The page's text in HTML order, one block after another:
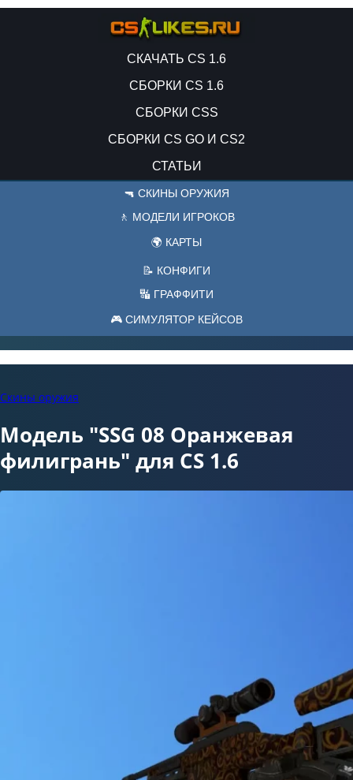
СКАЧАТЬ CS 1.6
СБОРКИ CS 1.6
СБОРКИ CSS
СБОРКИ CS GO И CS2
СТАТЬИ
🔫 СКИНЫ ОРУЖИЯ
🚶 МОДЕЛИ ИГРОКОВ
🌍 КАРТЫ
📝 КОНФИГИ
🔣 ГРАФФИТИ
🎮 СИМУЛЯТОР КЕЙСОВ
Скины оружия
Модель "SSG 08 Оранжевая
филигрань" для CS 1.6